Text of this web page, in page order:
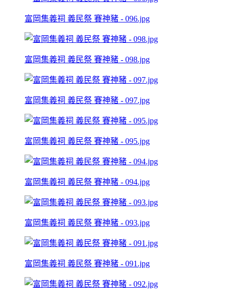
富岡集義祠 義民祭 賽神豬 - 096.jpg
富岡集義祠 義民祭 賽神豬 - 098.jpg
富岡集義祠 義民祭 賽神豬 - 097.jpg
富岡集義祠 義民祭 賽神豬 - 095.jpg
富岡集義祠 義民祭 賽神豬 - 094.jpg
富岡集義祠 義民祭 賽神豬 - 093.jpg
富岡集義祠 義民祭 賽神豬 - 091.jpg